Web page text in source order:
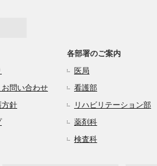
問い合わせ
方針
各部署のご案内
医局
看護部
リハビリテーション部
薬剤科
検査科